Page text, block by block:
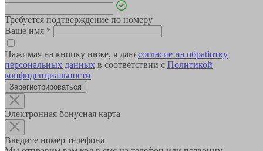
Требуется подтверждение по номеру
Ваше имя *
Нажимая на кнопку ниже, я даю согласие на обработку
персональных данных в соответствии с Политикой
конфиденциальности
Зарегистрироваться
Электронная бонусная карта
Введите номер телефона